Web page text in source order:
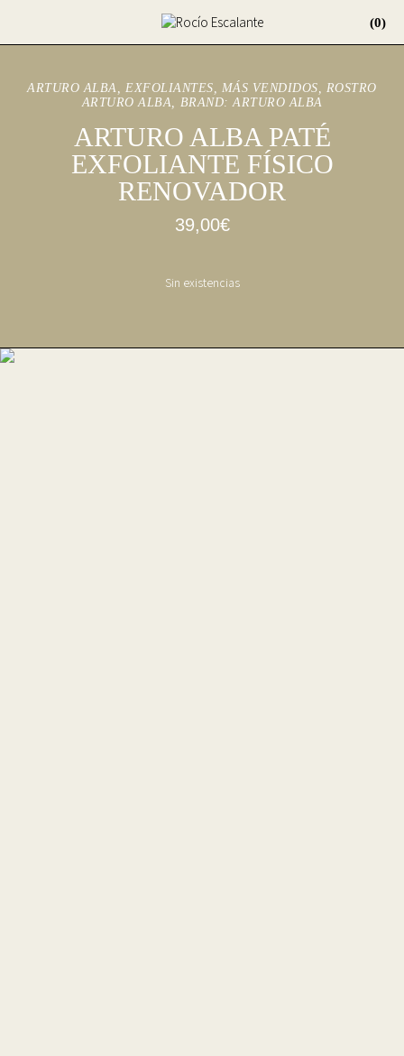
(0)
ARTURO ALBA EXFOLIANTES, MÁS VENDIDOS, ROSTRO
ARTURO ALBA
BRAND:ARTURO ALBA
ARTURO ALBA PATÉ
EXFOLIANTE FÍSICO
RENOVADOR
39,00€
Sin existencias